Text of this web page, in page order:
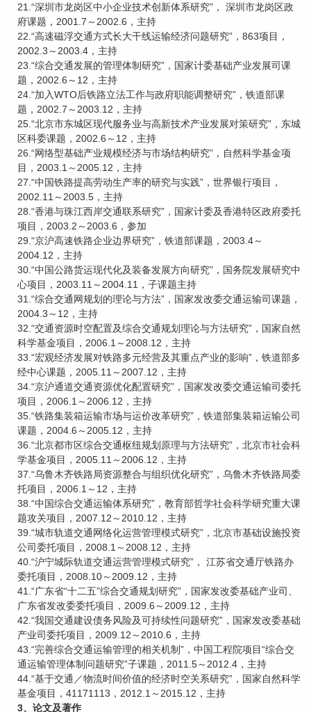
21.“深圳市龙岗区中小企业技术创新体系研究”， 深圳市龙岗区政
府课题，2001.7～2002.6，主持
22.“高速磁浮交通方式长大干线运输经济问题研究”，863项目，
2002.3～2003.4，主持
23.“综合交通发展的管理体制研究”，国家计委基础产业发展司课
题，2002.6～12，主持
24.“加入WTO后铁路立法工作与政府职能调整研究”，铁道部课
题，2002.7～2003.12，主持
25.“北京市东城区现代服务业与高新技术产业发展对策研究”，东城
区科委课题，2002.6～12，主持
26.“网络型基础产业规模经济与市场结构研究”，自然科学基金项
目，2003.1～2005.12，主持
27.“中国铁路提高劳动生产率的研究与实践”，世界银行项目，
2002.11～2003.5，主持
28.“香港与珠江西岸交通联系研究”，国家计委及香港特区政府委托
项目，2003.2～2003.6，参加
29.“京沪高速铁路企业边界研究”，铁道部课题，2003.4～
2004.12，主持
30.“中国公路货运现代化及装备发展方向研究”，国务院发展研究中
心项目，2003.11～2004.11，子课题主持
31.“综合交通网规划的理论与方法”，国家发改委交通运输司课题，
2004.3～12，主持
32.“交通资源时空配置及综合交通规划理论与方法研究”，国家自然
科学基金项目，2006.1～2008.12，主持
33.“宏观经济发展对铁路多元经营及其重点产业的影响”，铁道部多
经中心课题，2005.11～2007.12，主持
34.“京沪通道交通资源优化配置研究”，国家发改委交通运输司委托
项目，2006.1～2006.12，主持
35.“铁路集装箱运输市场与运价改革研究”，铁道部集装箱运输公司
课题，2004.6～2005.12，主持
36.“北京都市区综合交通枢纽规划原理与方法研究”，北京市社会科
学基金项目，2005.11～2006.12，主持
37.“乌鲁木齐铁路局资源整合与组织优化研究”，乌鲁木齐铁路局委
托项目，2006.1～12，主持
38.“中国综合交通运输体系研究”，教育部哲学社会科学研究重大课
题攻关项目，2007.12～2010.12，主持
39.“城市轨道交通网络化运营管理模式研究”，北京市基础设施投资
公司委托项目，2008.1～2008.12，主持
40.“沪宁城际轨道交通运营管理模式研究”， 江苏省交通厅铁路办
委托项目，2008.10～2009.12，主持
41.“广东省“十二五”综合交通规划研究”，国家发改委基础产业司、
广东省发改委委托项目，2009.6～2009.12，主持
42.“我国交通建设债务风险及可持续性问题研究”，国家发改委基础
产业司委托项目，2009.12～2010.6，主持
43.“完善综合交通运输管理的相关机制”，中国工程院项目“综合交
通运输管理体制问题研究”子课题，2011.5～2012.4，主持
44.“基于交通／物流时间价值的经济时空关系研究”，国家自然科学
基金项目，41171113，2012.1～2015.12，主持
3、论文及著作